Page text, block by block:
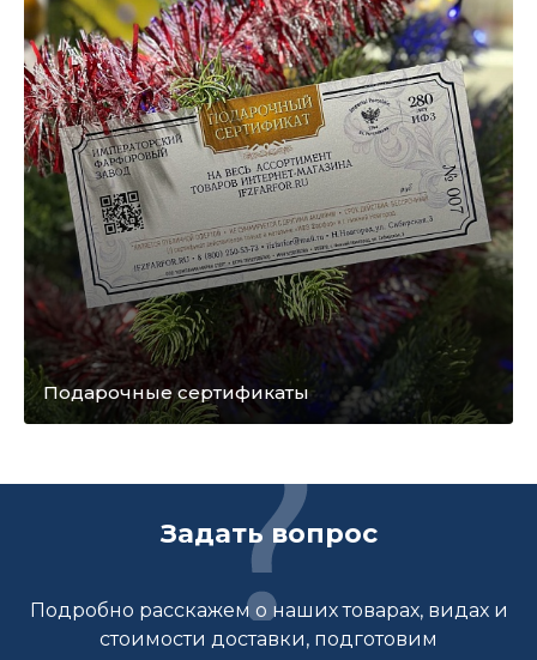
Подарочные сертификаты
Задать вопрос
Подробно расскажем о наших товарах, видах и
стоимости доставки, подготовим